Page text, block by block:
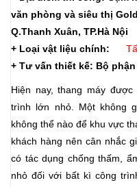
văn phòng và siêu thị
Q.Thanh Xuân, TP.Hà Nội
+ Loại vật liệu chính:
+ Tư vấn thiết kế: Bộ
Hiện nay, thang máy
trình lớn nhỏ. Một không
không thể nào để khu vực
khách hàng nên cân nhắc
có tác dụng chống thấm,
nhỏ đối với bất kì công